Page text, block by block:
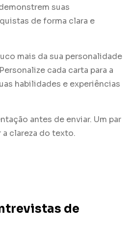
suas
de forma clara e
mais da sua personalidade
cada carta para a
habilidades e experiências
antes de enviar. Um par
clareza do texto.
de